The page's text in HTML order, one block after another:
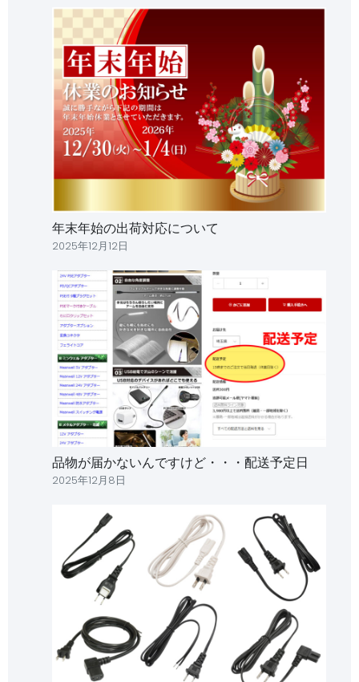
年末年始の出荷対応について
2025年12月12日
品物が届かないんですけど・・・配送予定日
2025年12月8日